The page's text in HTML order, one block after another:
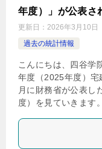
年度）」が公表さ
更新日： 2026年3月10日
過去の統計情報
こんにちは、四谷学
年度（2025年度）
月に財務省が公表し
度）を見ていきます